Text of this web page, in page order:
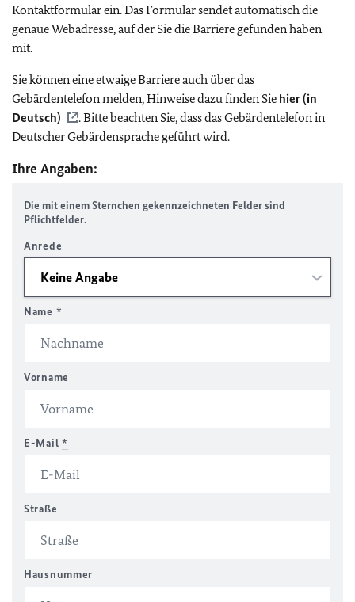
Kontaktformular ein. Das Formular sendet automatisch die
genaue Webadresse, auf der Sie die Barriere gefunden haben
mit.
Sie können eine etwaige Barriere auch über das
Gebärdentelefon melden, Hinweise dazu finden Sie hier (in
Deutsch)
. Bitte beachten Sie, dass das Gebärdentelefon in
Deutscher Gebärdensprache geführt wird.
Ihre Angaben:
Die mit einem Sternchen gekennzeichneten Felder sind
Pflichtfelder.
Anrede
Name *
Vorname
E-Mail *
Straße
Hausnummer